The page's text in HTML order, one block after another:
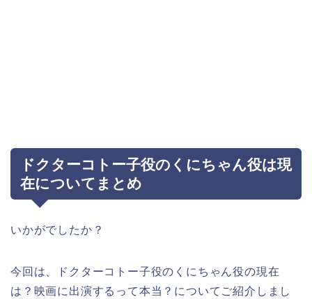
ドクターコトー子役のくにちゃん役は現
在についてまとめ
いかがでしたか？
今回は、ドクターコトー子役のくにちゃん役の現在
は？映画に出演するって本当？についてご紹介しまし